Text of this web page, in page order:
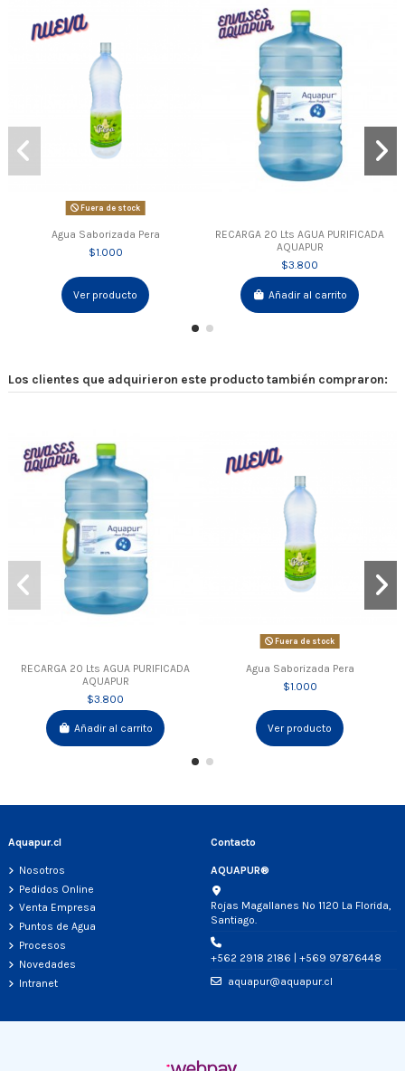
Fuera de stock
Agua Saborizada Pera
$1.000
Ver producto
RECARGA 20 Lts AGUA PURIFICADA
AQUAPUR
$3.800
Añadir al carrito
Los clientes que adquirieron este producto también compraron:
RECARGA 20 Lts AGUA PURIFICADA
AQUAPUR
$3.800
Añadir al carrito
Fuera de stock
Agua Saborizada Pera
$1.000
Ver producto
Aquapur.cl
Nosotros
Pedidos Online
Venta Empresa
Puntos de Agua
Procesos
Novedades
Intranet
Contacto
AQUAPUR®
Rojas Magallanes Nº 1120 La Florida,
Santiago.
+562 2918 2186 | +569 97876448
aquapur@aquapur.cl